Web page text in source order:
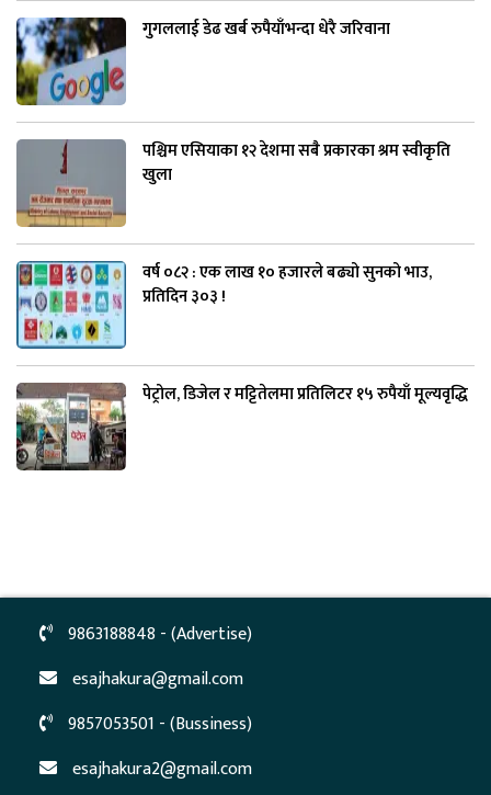
गुगललाई डेढ खर्ब रुपैयाँभन्दा धेरै जरिवाना
पश्चिम एसियाका १२ देशमा सबै प्रकारका श्रम स्वीकृति
खुला
वर्ष ०८२ : एक लाख १० हजारले बढ्यो सुनको भाउ,
प्रतिदिन ३०३ !
पेट्रोल, डिजेल र मट्टितेलमा प्रतिलिटर १५ रुपैयाँ मूल्यवृद्धि
9863188848 - (Advertise)
esajhakura@gmail.com
9857053501 - (Bussiness)
esajhakura2@gmail.com